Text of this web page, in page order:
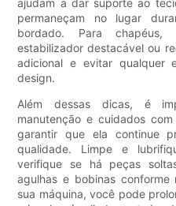
ajudam a dar suporte ao
permaneçam no lugar
bordado. Para
estabilizador destacável ou
adicional e evitar qualquer
design.
Além dessas dicas, é
manutenção e cuidados
garantir que ela continue
qualidade. Limpe e
verifique se há peças
agulhas e bobinas conforme
sua máquina, você pode